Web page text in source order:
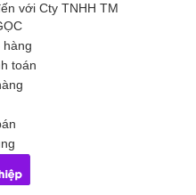
với Cty TNHH TM
toán